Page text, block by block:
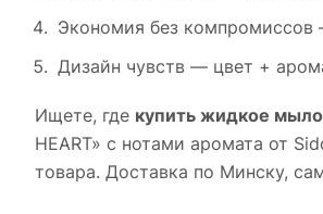
Экономия без компромиссов
Дизайн чувств — цвет +
Ищете, где купить жидкое
HEART» с нотами аромата от
товара. Доставка по Минску,